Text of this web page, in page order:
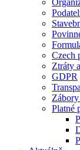
Czech
Ztráty
GDPR
Platné